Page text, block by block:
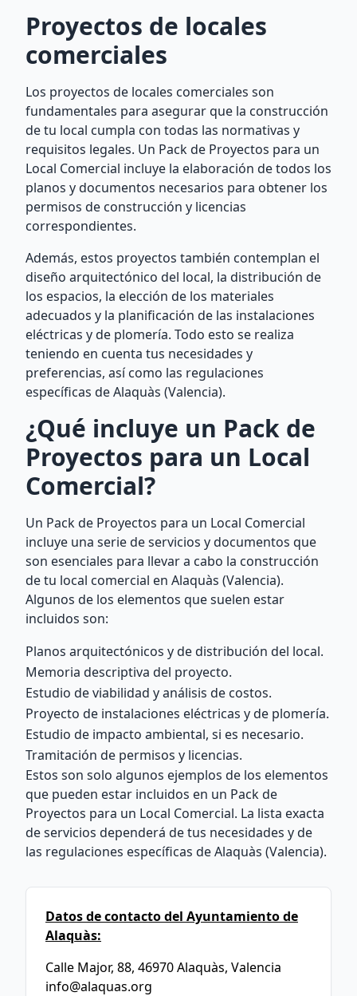
Proyectos de locales
comerciales
Los proyectos de locales comerciales son
fundamentales para asegurar que la construcción
de tu local cumpla con todas las normativas y
requisitos legales. Un Pack de Proyectos para un
Local Comercial incluye la elaboración de todos los
planos y documentos necesarios para obtener los
permisos de construcción y licencias
correspondientes.
Además, estos proyectos también contemplan el
diseño arquitectónico del local, la distribución de
los espacios, la elección de los materiales
adecuados y la planificación de las instalaciones
eléctricas y de plomería. Todo esto se realiza
teniendo en cuenta tus necesidades y
preferencias, así como las regulaciones
específicas de Alaquàs (Valencia).
¿Qué incluye un Pack de
Proyectos para un Local
Comercial?
Un Pack de Proyectos para un Local Comercial
incluye una serie de servicios y documentos que
son esenciales para llevar a cabo la construcción
de tu local comercial en Alaquàs (Valencia).
Algunos de los elementos que suelen estar
incluidos son:
Planos arquitectónicos y de distribución del local.
Memoria descriptiva del proyecto.
Estudio de viabilidad y análisis de costos.
Proyecto de instalaciones eléctricas y de plomería.
Estudio de impacto ambiental, si es necesario.
Tramitación de permisos y licencias.
Estos son solo algunos ejemplos de los elementos
que pueden estar incluidos en un Pack de
Proyectos para un Local Comercial. La lista exacta
de servicios dependerá de tus necesidades y de
las regulaciones específicas de Alaquàs (Valencia).
Datos de contacto del Ayuntamiento de
Alaquàs:
Calle Major, 88, 46970 Alaquàs, Valencia
info@alaquas.org